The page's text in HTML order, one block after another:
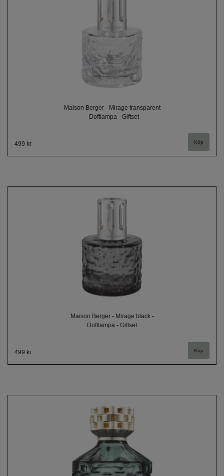
Maison Berger - Mirage transparent
- Doftlampa - Giftset
499 kr
Maison Berger - Mirage black -
Doftlampa - Giftset
499 kr